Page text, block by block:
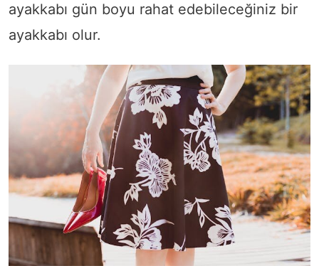
ayakkabı gün boyu rahat edebileceğiniz bir
ayakkabı olur.